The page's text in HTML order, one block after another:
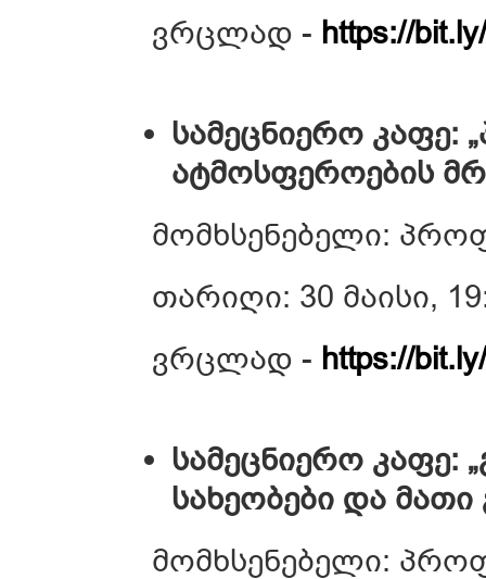
ვრცლად - https://
სამეცნიერო კაფე:
ატმოსფეროების
მომხსენებელი:
თარიღი: 30 მაისი,
ვრცლად - https://
სამეცნიერო კაფე:
სახეობები და მათი
მომხსენებელი: